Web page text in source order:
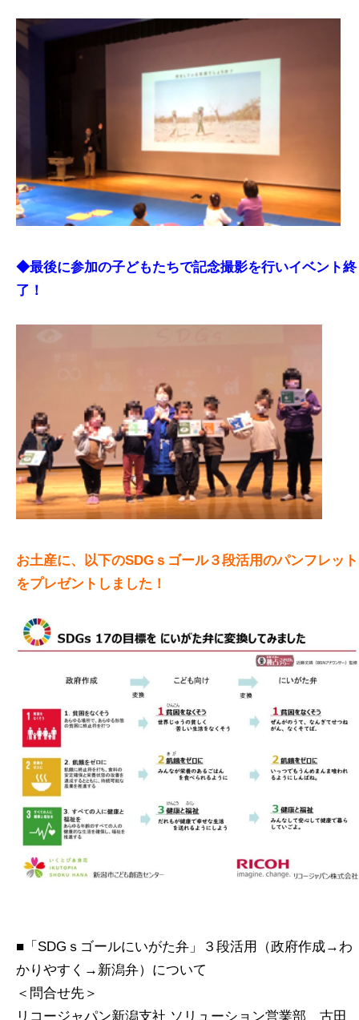
◆最後に参加の子どもたちで記念撮影を行いイベント終
了！
お土産に、以下のSDGｓゴール３段活用のパンフレット
をプレゼントしました！
■「SDGｓゴールにいがた弁」
３段活用（政府作成→わ
かりやすく→新潟弁）について
＜問合せ先＞
リコージャパン新潟支社 ソリューション営業部 古田